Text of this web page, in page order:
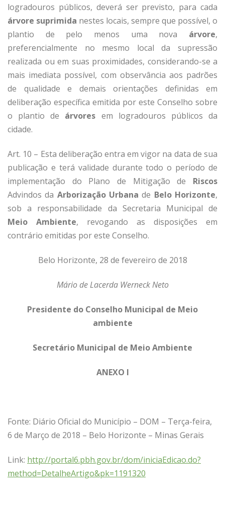
logradouros públicos, deverá ser previsto, para cada
árvore suprimida nestes locais, sempre que possível, o
plantio de pelo menos uma nova árvore,
preferencialmente no mesmo local da supressão
realizada ou em suas proximidades, considerando-se a
mais imediata possível, com observância aos padrões
de qualidade e demais orientações definidas em
deliberação específica emitida por este Conselho sobre
o plantio de árvores em logradouros públicos da
cidade.
Art. 10 – Esta deliberação entra em vigor na data de sua
publicação e terá validade durante todo o período de
implementação do Plano de Mitigação de Riscos
Advindos da Arborização Urbanade Belo Horizonte,
sob a responsabilidade da Secretaria Municipal de
Meio Ambiente, revogando as disposições em
contrário emitidas por este Conselho.
Belo Horizonte, 28 de fevereiro de 2018
Mário de Lacerda Werneck Neto
Presidente do Conselho Municipal de Meio
ambiente
Secretário Municipal de Meio Ambiente
ANEXO I
Fonte: Diário Oficial do Município – DOM – Terça-feira,
6 de Março de 2018 – Belo Horizonte – Minas Gerais
Link: http://portal6.pbh.gov.br/dom/iniciaEdicao.do?
method=DetalheArtigo&pk=1191320